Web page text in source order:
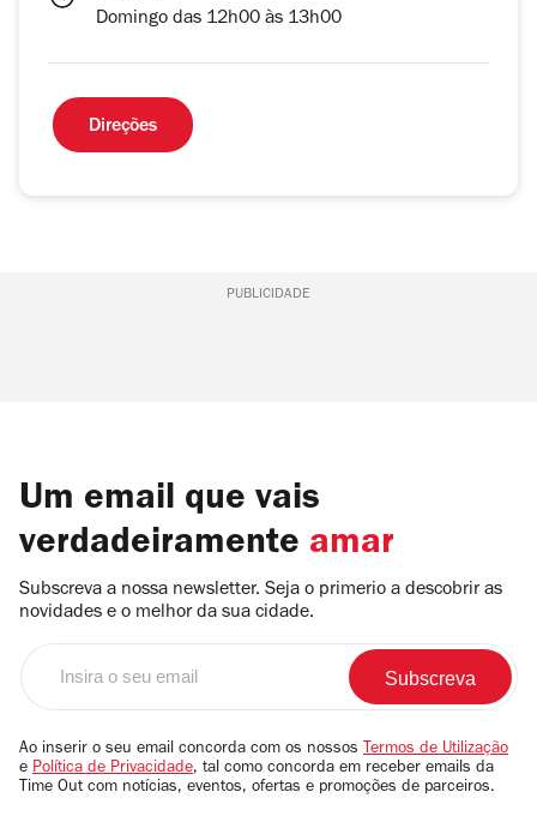
Domingo das 12h00 às 13h00
Direções
PUBLICIDADE
Um email que vais
verdadeiramente amar
Subscreva a nossa newsletter. Seja o primerio a descobrir as
novidades e o melhor da sua cidade.
email
Ao inserir o seu email concorda com os nossos Termos de Utilização
e Política de Privacidade, tal como concorda em receber emails da
Time Out com notícias, eventos, ofertas e promoções de parceiros.